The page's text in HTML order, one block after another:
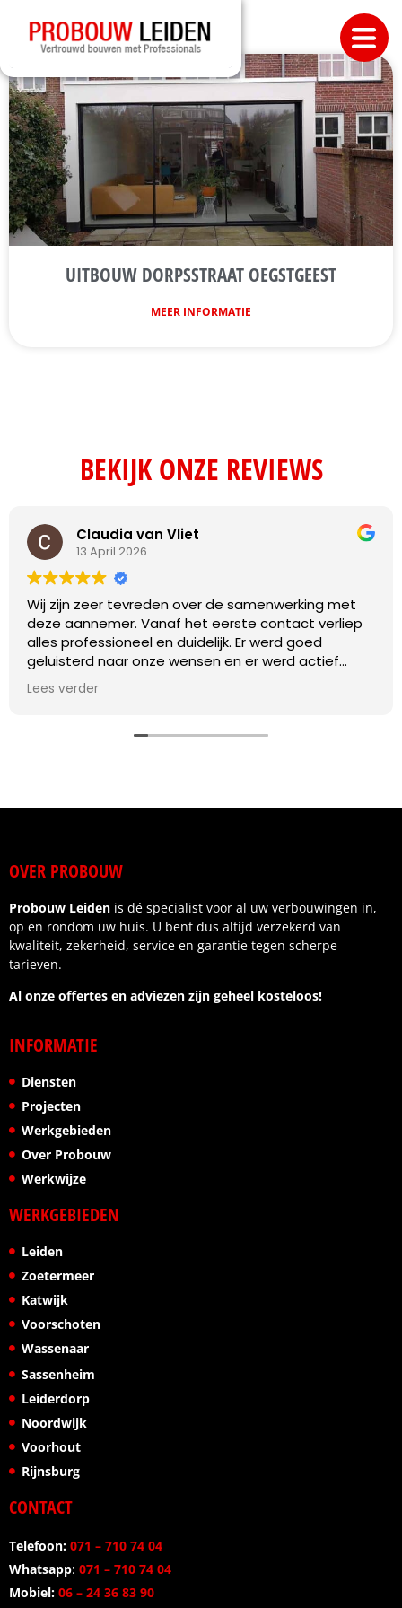
UITBOUW DORPSSTRAAT OEGSTGEEST
MEER INFORMATIE
BEKIJK ONZE REVIEWS
Claudia van Vliet
13 April 2026
Wij zijn zeer tevreden over de samenwerking met
deze aannemer. Vanaf het eerste contact verliep
alles professioneel en duidelijk. Er werd goed
geluisterd naar onze wensen en er werd actief
meegedacht over praktische oplossingen.
detail uitgevoerd. Daarnaast werd de planning
afspraken werden nagekomen.
het gevoel dat je als klant centraal staat. Wij zijn
Ik kan deze aannemer dan ook van harte
aanbevelen aan iedereen die op zoek is naar
kwaliteit, vakmanschap en een fijne samenwerking.
Lees verder
OVER PROBOUW
Probouw Leiden is dé specialist voor al uw verbouwingen in,
op en rondom uw huis. U bent dus altijd verzekerd van
kwaliteit, zekerheid, service en garantie tegen scherpe
tarieven.
Al onze offertes en adviezen zijn geheel kosteloos!
INFORMATIE
Diensten
Projecten
Werkgebieden
Over Probouw
Werkwijze
WERKGEBIEDEN
Leiden
Zoetermeer
Katwijk
Voorschoten
Wassenaar
Sassenheim
Leiderdorp
Noordwijk
Voorhout
Rijnsburg
CONTACT
Telefoon: 071 – 710 74 04
Whatsapp: 071 – 710 74 04
Mobiel: 06 – 24 36 83 90